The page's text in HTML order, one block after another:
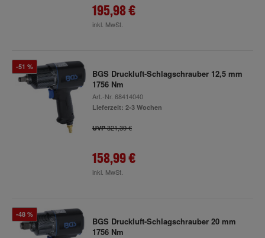
195,98 €
inkl. MwSt.
-51 %
BGS Druckluft-Schlagschrauber 12,5 mm
1756 Nm
Art.-Nr. 68414040
Lieferzeit: 2-3 Wochen
UVP321,39 €
158,99 €
inkl. MwSt.
-48 %
BGS Druckluft-Schlagschrauber 20 mm
1756 Nm